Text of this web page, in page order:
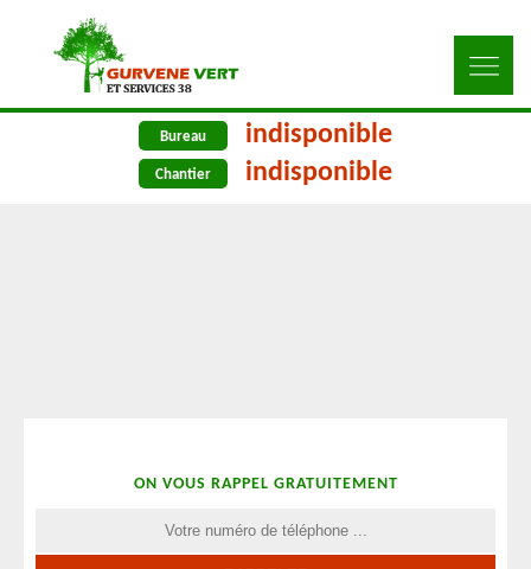
Bureau indisponible
Chantier indisponible
ON VOUS RAPPEL GRATUITEMENT